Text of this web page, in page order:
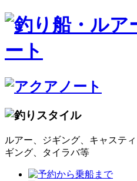
ルアー、ジギング、キャステ
ギング、タイラバ等